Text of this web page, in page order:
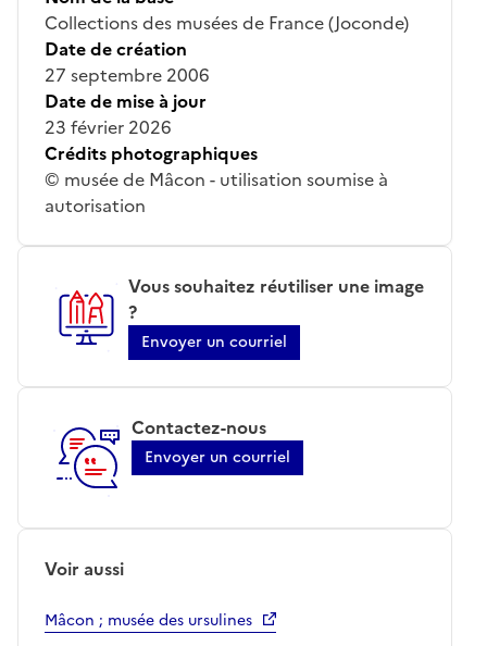
Collections des musées de France (Joconde)
Date de création
27 septembre 2006
Date de mise à jour
23 février 2026
Crédits photographiques
© musée de Mâcon - utilisation soumise à
autorisation
Vous souhaitez réutiliser une image
?
Envoyer un courriel
Contactez-nous
Envoyer un courriel
Voir aussi
Mâcon ; musée des ursulines